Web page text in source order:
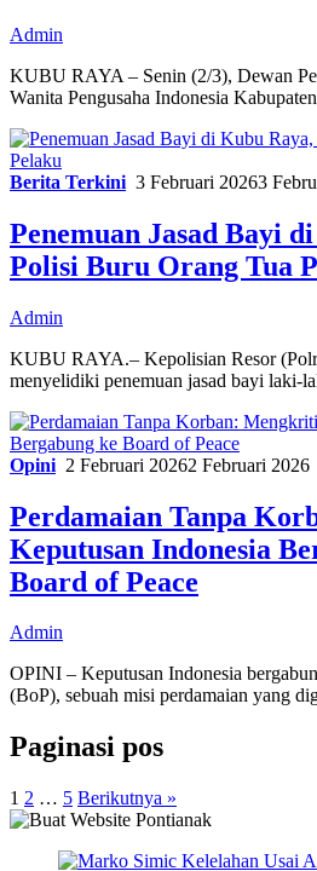
Admin
KUBU RAYA – Senin (2/3), Dewan
Wanita Pengusaha Indonesia
Berita Terkini 3 Februari 20263
Penemuan Jasad Bayi
Polisi Buru Orang Tua
Admin
KUBU RAYA.– Kepolisian Resor
menyelidiki penemuan jasad bayi laki-
Opini 2 Februari 20262 Februari 2026
Perdamaian Tanpa
Keputusan Indonesia
Board of Peace
Admin
OPINI – Keputusan Indonesia
(BoP), sebuah misi perdamaian yang
Paginasi pos
1 2 … 5 Berikutnya »